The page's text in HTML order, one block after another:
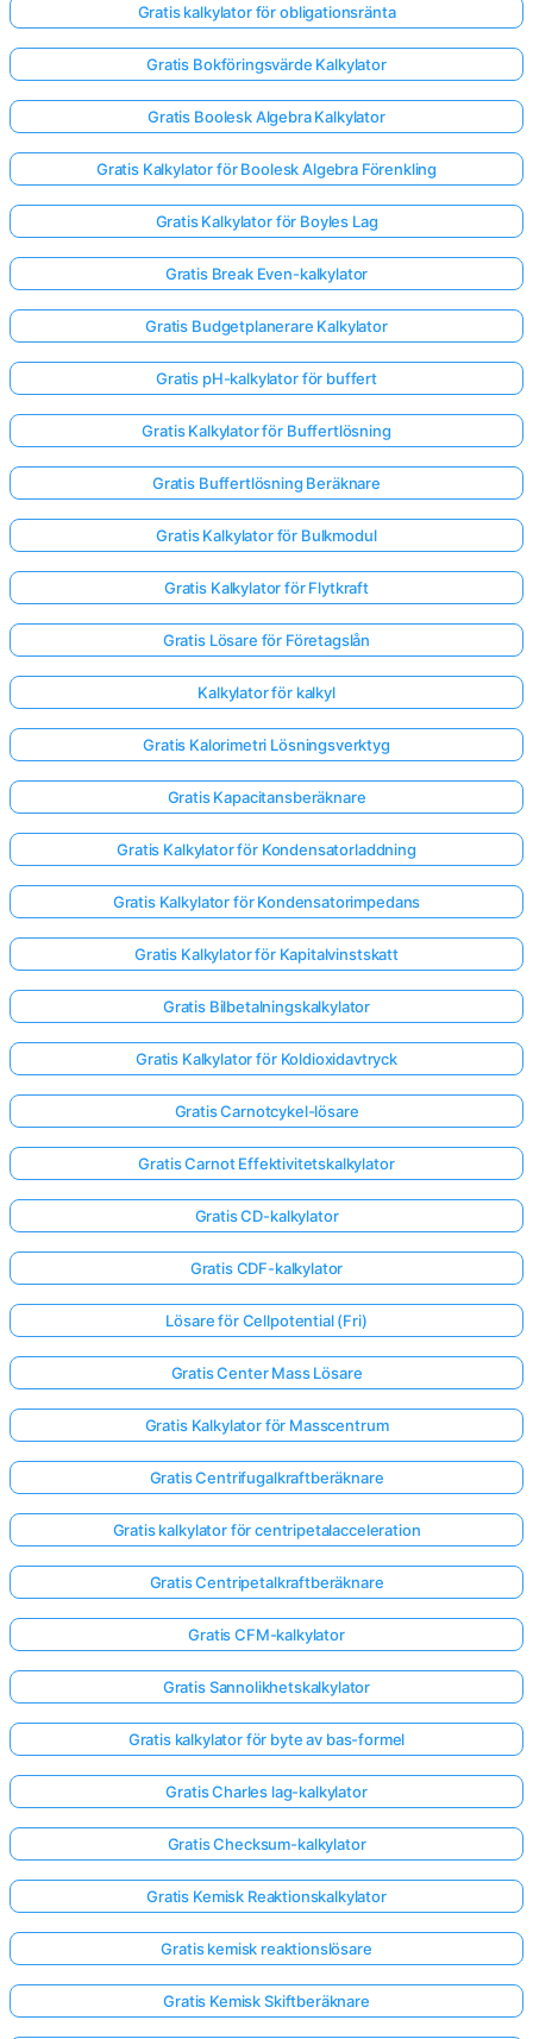
Logga
in
Gratis kalkylator för obligationsränta
Gratis Bokföringsvärde Kalkylator
Gratis Boolesk Algebra Kalkylator
Gratis Kalkylator för Boolesk Algebra Förenkling
Gratis Kalkylator för Boyles Lag
Gratis Break Even-kalkylator
Gratis Budgetplanerare Kalkylator
Gratis pH-kalkylator för buffert
Gratis Kalkylator för Buffertlösning
Gratis Buffertlösning Beräknare
Gratis Kalkylator för Bulkmodul
Gratis Kalkylator för Flytkraft
Gratis Lösare för Företagslån
Kalkylator för kalkyl
Gratis Kalorimetri Lösningsverktyg
Gratis Kapacitansberäknare
Gratis Kalkylator för Kondensatorladdning
Gratis Kalkylator för Kondensatorimpedans
Gratis Kalkylator för Kapitalvinstskatt
Gratis Bilbetalningskalkylator
Gratis Kalkylator för Koldioxidavtryck
Gratis Carnotcykel-lösare
Gratis Carnot Effektivitetskalkylator
Gratis CD-kalkylator
Gratis CDF-kalkylator
Lösare för Cellpotential (Fri)
Gratis Center Mass Lösare
Gratis Kalkylator för Masscentrum
Gratis Centrifugalkraftberäknare
Gratis kalkylator för centripetalacceleration
Gratis Centripetalkraftberäknare
Gratis CFM-kalkylator
Gratis Sannolikhetskalkylator
Gratis kalkylator för byte av bas-formel
Gratis Charles lag-kalkylator
Gratis Checksum-kalkylator
Gratis Kemisk Reaktionskalkylator
Gratis kemisk reaktionslösare
Gratis Kemisk Skiftberäknare